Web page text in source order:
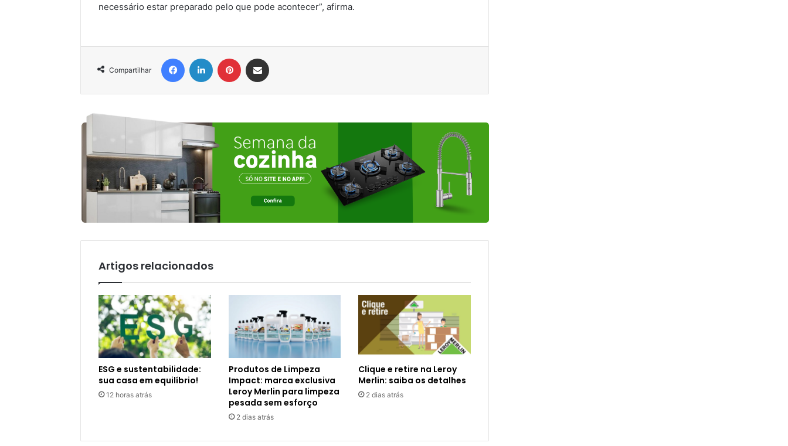
necessário estar preparado pelo que pode acontecer”, afirma.
Compartilhar
FacebookLinkedin Pinterest
Artigos relacionados
ESG e sustentabilidade:
sua casa em equilíbrio!
12 horas atrás
Produtos de Limpeza
Impact: marca exclusiva
Leroy Merlin para limpeza
pesada sem esforço
2 dias atrás
Clique e retire na Leroy
Merlin: saiba os detalhes
2 dias atrás